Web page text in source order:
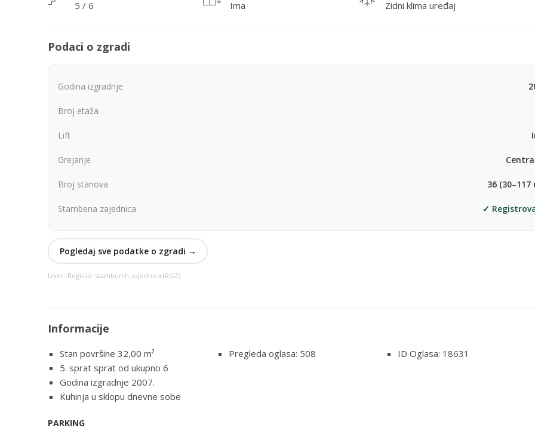
5 / 6
Ima
Zidni klima uređaj
Podaci o zgradi
Godina izgradnje
Broj etaža
Lift
Grejanje
Broj stanova 36 (30–117
Stambena zajednica ✓
Pogledaj sve podatke o zgradi →
Izvor: Registar stambenih zajednica (RGZ)
Informacije
Stan površine 32,00 m²
5. sprat sprat od ukupno 6
Godina izgradnje 2007.
Kuhinja u sklopu dnevne sobe
Pregleda oglasa: 508 ID Oglasa: 18631
PARKING